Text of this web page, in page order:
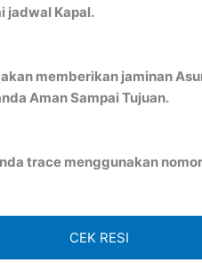
jadwal Kapal.
memberikan jaminan
Aman Sampai Tujuan.
trace menggunakan
CEK RESI